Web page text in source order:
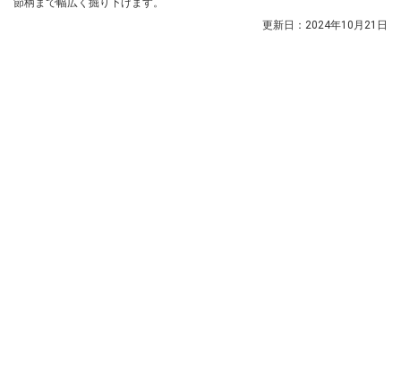
節柄まで幅広く掘り下げます。
更新日： 2024年10月21日